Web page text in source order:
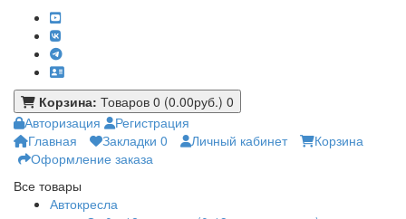
Корзина: Товаров 0 (0.00руб.) 0
Авторизация
Регистрация
Главная
Закладки 0 Личный кабинет
Корзина
Оформление заказа
Все товары
Автокресла